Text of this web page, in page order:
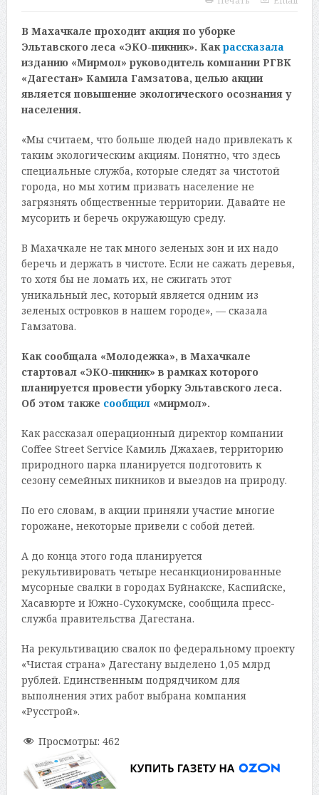
В Махачкале проходит акция по уборке
Эльтавского леса «ЭКО-пикник». Какрассказала
изданию «Мирмол» руководитель компании РГВК
«Дагестан» Камила Гамзатова, целью акции
является повышение экологического осознания у
населения.
«Мы считаем, что больше людей надо привлекать к
таким экологическим акциям. Понятно, что здесь
специальные служба, которые следят за чистотой
города, но мы хотим призвать население не
загрязнять общественные территории. Давайте не
мусорить и беречь окружающую среду.
В Махачкале не так много зеленых зон и их надо
беречь и держать в чистоте. Если не сажать деревья,
то хотя бы не ломать их, не сжигать этот
уникальный лес, который является одним из
зеленых островков в нашем городе», — сказала
Гамзатова.
Как сообщала «Молодежка», в Махачкале
стартовал «ЭКО-пикник» в рамках которого
планируется провести уборку Эльтавского леса.
Об этом также сообщил«мирмол».
Как рассказал операционный директор компании
Coffee Street Service Камиль Джахаев, территорию
природного парка планируется подготовить к
сезону семейных пикников и выездов на природу.
По его словам, в акции приняли участие многие
горожане, некоторые привели с собой детей.
А до конца этого года планируется
рекультивировать четыре несанкционированные
мусорные свалки в городах Буйнакске, Каспийске,
Хасавюрте и Южно-Сухокумске, сообщила пресс-
служба правительства Дагестана.
На рекультивацию свалок по федеральному проекту
«Чистая страна» Дагестану выделено 1,05 млрд
рублей. Единственным подрядчиком для
выполнения этих работ выбрана компания
«Русстрой».
Просмотры: 462